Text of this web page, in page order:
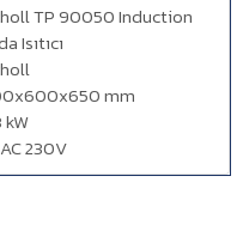
TP 90050 Induction
Isıtıcı
mm
kW
230V